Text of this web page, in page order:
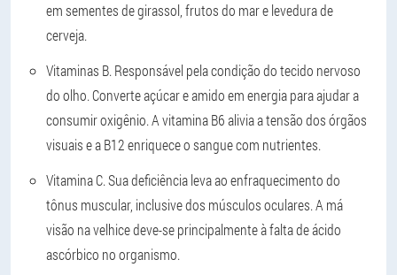
em sementes de girassol, frutos do mar e levedura de
cerveja.
Vitaminas B. Responsável pela condição do tecido nervoso
do olho. Converte açúcar e amido em energia para ajudar a
consumir oxigênio. A vitamina B6 alivia a tensão dos órgãos
visuais e a B12 enriquece o sangue com nutrientes.
Vitamina C. Sua deficiência leva ao enfraquecimento do
tônus muscular, inclusive dos músculos oculares. A má
visão na velhice deve-se principalmente à falta de ácido
ascórbico no organismo.